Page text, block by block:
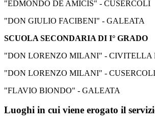
"EDMONDO DE AMICIS" - CUSERCOLI
"DON GIULIO FACIBENI" - GALEATA
SCUOLA SECONDARIA DI I° GRADO
"DON LORENZO MILANI" - CIVITELLA
"DON LORENZO MILANI" - CUSERCOLI
"FLAVIO BIONDO" - GALEATA
Luoghi in cui viene erogato il